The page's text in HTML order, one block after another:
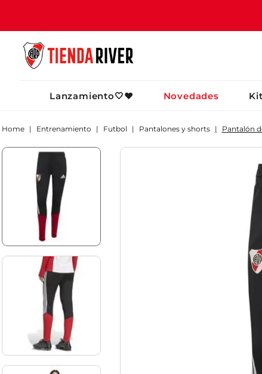
Lanzamiento🤍❤️ Novedades
Entrenamiento Futbol Pantalones y shorts Pantalón
1.
camiseta
pantalon
camiseta
aniversario